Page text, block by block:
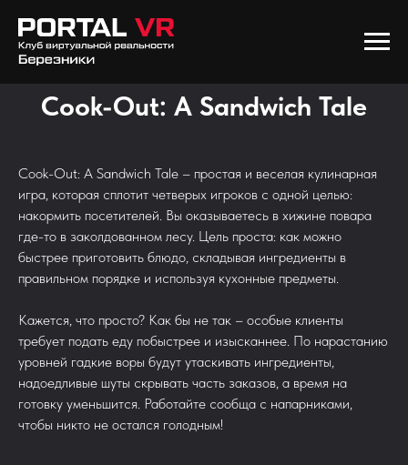
Cook-Out: A Sandwich Tale
Cook-Out: A Sandwich Tale – простая и веселая кулинарная
игра, которая сплотит четверых игроков с одной целью:
накормить посетителей. Вы оказываетесь в хижине повара
где-то в заколдованном лесу. Цель проста: как можно
быстрее приготовить блюдо, складывая ингредиенты в
правильном порядке и используя кухонные предметы.
Кажется, что просто? Как бы не так – особые клиенты
требует подать еду побыстрее и изысканнее. По нарастанию
уровней гадкие воры будут утаскивать ингредиенты,
надоедливые шуты cкрывать часть заказов, а время на
готовку уменьшится. Работайте сообща с напарниками,
чтобы никто не остался голодным!